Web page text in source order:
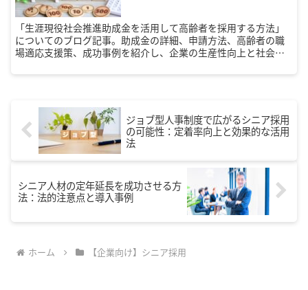
「生涯現役社会推進助成金を活用して高齢者を採用する方法」
についてのブログ記事。助成金の詳細、申請方法、高齢者の職
場適応支援策、成功事例を紹介し、企業の生産性向上と社会的
ジョブ型人事制度で広がるシニア採用
の可能性：定着率向上と効果的な活用
法
シニア人材の定年延長を成功させる方
法：法的注意点と導入事例
ホーム 【企業向け】シニア採用